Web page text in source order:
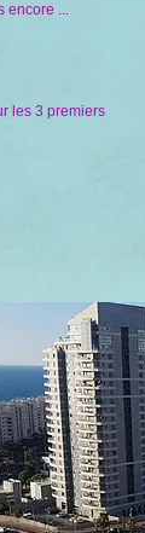
encore ...
les 3 premiers